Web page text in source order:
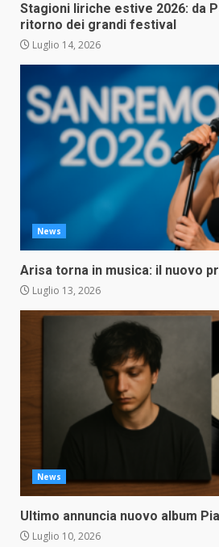
Stagioni liriche estive 2026: da
ritorno dei grandi festival
Luglio 14, 2026
News
Arisa torna in musica: il nuovo
Luglio 13, 2026
News
Ultimo annuncia nuovo album
Luglio 10, 2026